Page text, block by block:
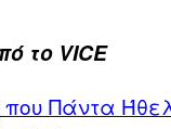
το VICE
Πάντα